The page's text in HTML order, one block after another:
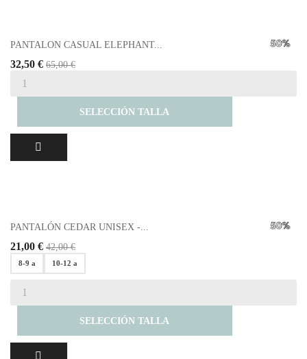
PANTALON CASUAL ELEPHANT...
32,50 € 65,00 €
SELECCIÓN TALLA
PANTALÓN CEDAR UNISEX -...
21,00 € 42,00 €
8-9 a 10-12 a
SELECCIÓN TALLA